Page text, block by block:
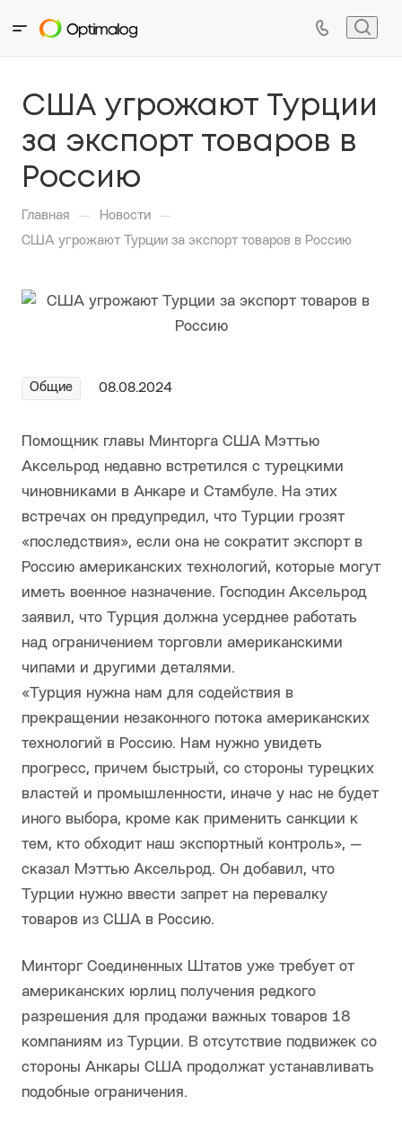
США угрожают Турции
за экспорт товаров в
Россию
Главная — Новости —
США угрожают Турции за экспорт товаров в Россию
Общие 08.08.2024
Помощник главы Минторга США Мэттью
Аксельрод недавно встретился с турецкими
чиновниками в Анкаре и Стамбуле. На этих
встречах он предупредил, что Турции грозят
«последствия», если она не сократит экспорт в
Россию американских технологий, которые могут
иметь военное назначение. Господин Аксельрод
заявил, что Турция должна усерднее работать
над ограничением торговли американскими
чипами и другими деталями.
«Турция нужна нам для содействия в
прекращении незаконного потока американских
технологий в Россию. Нам нужно увидеть
прогресс, причем быстрый, со стороны турецких
властей и промышленности, иначе у нас не будет
иного выбора, кроме как применить санкции к
тем, кто обходит наш экспортный контроль», —
сказал Мэттью Аксельрод. Он добавил, что
Турции нужно ввести запрет на перевалку
товаров из США в Россию.
Минторг Соединенных Штатов уже требует от
американских юрлиц получения редкого
разрешения для продажи важных товаров 18
компаниям из Турции. В отсутствие подвижек со
стороны Анкары США продолжат устанавливать
подобные ограничения.